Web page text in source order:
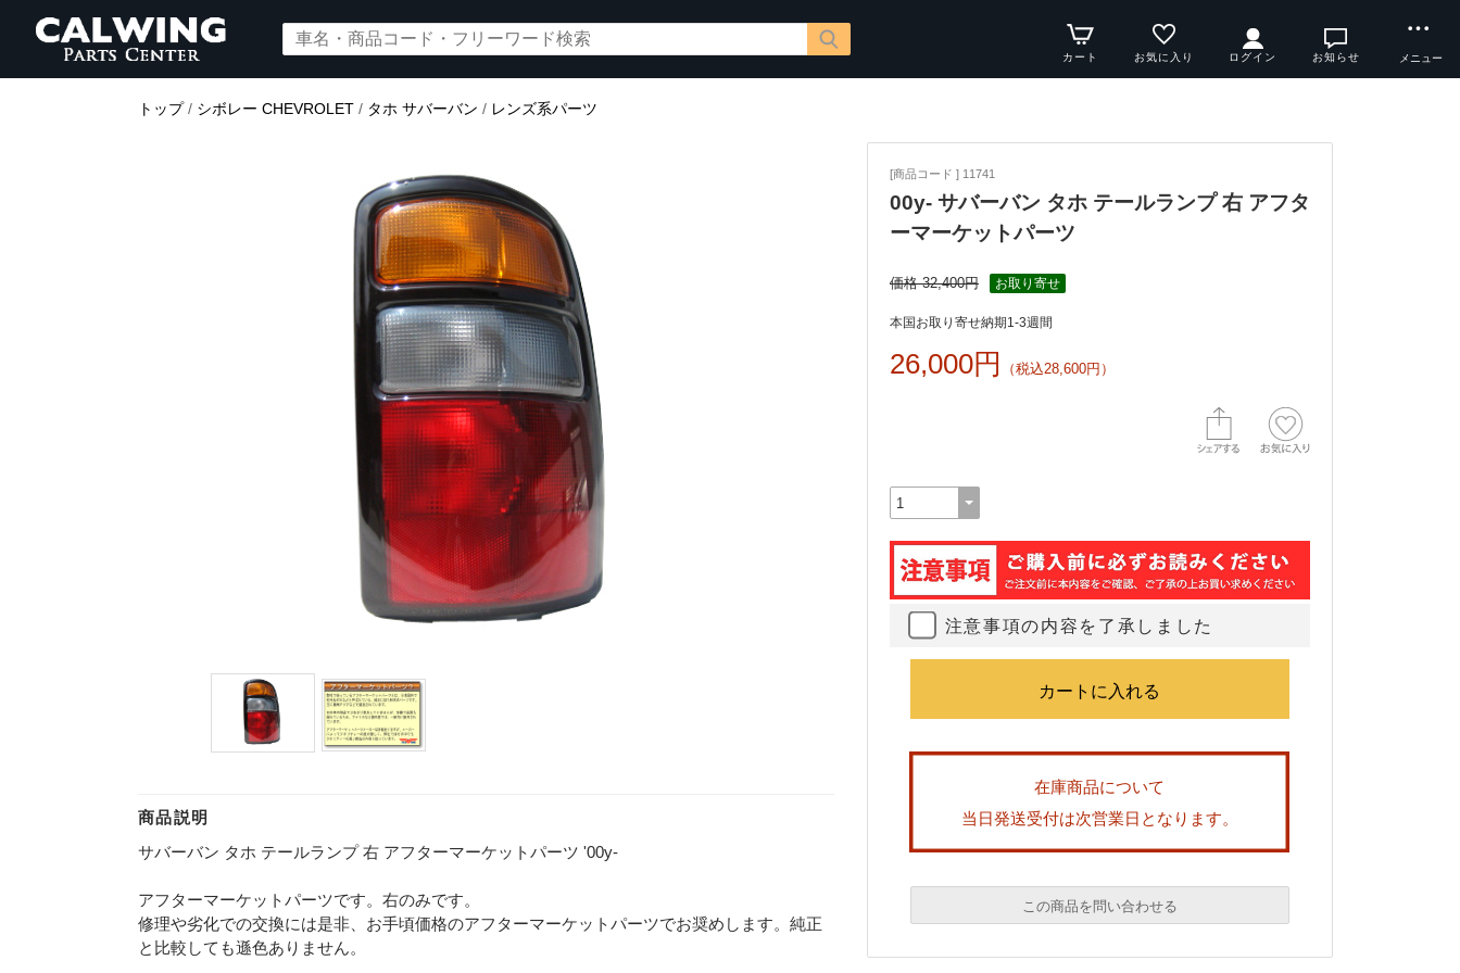
カート お気に入り ログイン お知らせ メニュー
トップ/ シボレー CHEVROLET / タホ サバーバン / レンズ系パーツ
商品説明
サバーバン タホ テールランプ 右 アフターマーケットパーツ '00y-
アフターマーケットパーツです。右のみです。
修理や劣化での交換には是非、お手頃価格のアフターマーケットパーツでお奨めします。純正
と比較しても遜色ありません。
[商品コード ] 11741
00y- サバーバン タホ テールランプ 右 アフタ
ーマーケットパーツ
価格 32,400円 お取り寄せ
本国お取り寄せ納期1-3週間
26,000円 （税込28,600円）
注意事項の内容を了承しました
在庫商品について
当日発送受付は次営業日となります。
この商品を問い合わせる